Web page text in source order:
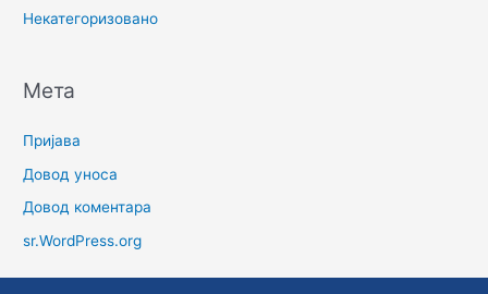
Некатегоризовано
Мета
Пријава
Довод уноса
Довод коментара
sr.WordPress.org